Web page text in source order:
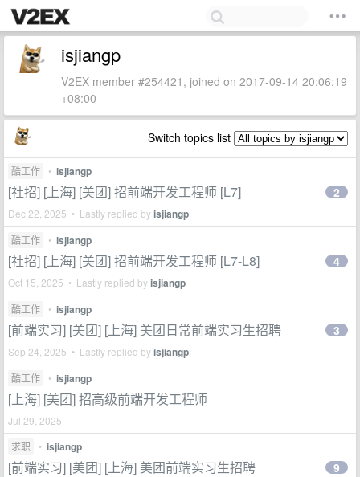
isjiangp
V2EX member #254421, joined on 2017-09-14 20:06:19
+08:00
Switch topics list
酷工作 • isjiangp
[社招] [上海] [美团] 招前端开发工程师 [L7]
Dec 22, 2025 • Lastly replied byisjiangp
2
酷工作 • isjiangp
[社招] [上海] [美团] 招前端开发工程师 [L7-L8]
Oct 15, 2025 • Lastly replied byisjiangp
4
酷工作 • isjiangp
[前端实习] [美团] [上海] 美团日常前端实习生招聘
Sep 24, 2025 • Lastly replied byisjiangp
3
酷工作 • isjiangp
[上海] [美团] 招高级前端开发工程师
Jul 29, 2025
求职
• isjiangp
[前端实习] [美团] [上海] 美团前端实习生招聘 9